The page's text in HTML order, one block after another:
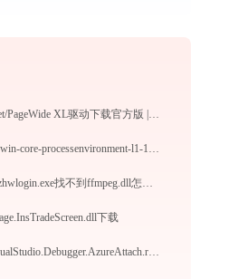
惠普DesignJet/PageWide XL驱动下载官方版 | Win10/Win11兼容
1_60_api-ms-win-core-processenvironment-l1-1-0.dll下载
租号玩 打开zhwlogin.exe找不到ffmpeg.dll怎么办
下载
Microsoft.VisualStudio.Debugger.AzureAttach.resources.dll下载